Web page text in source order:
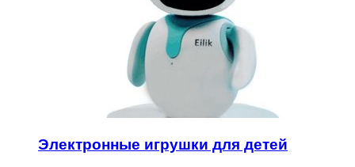
Электронные игрушки для детей